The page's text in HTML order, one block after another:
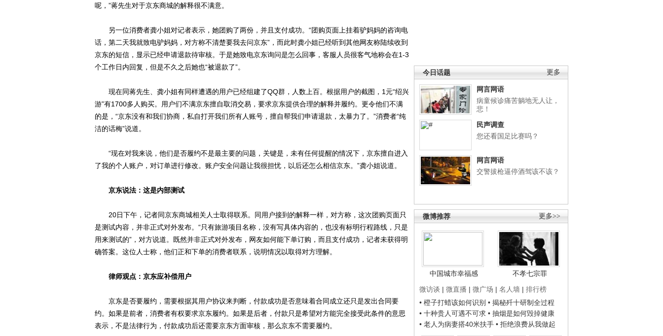
更多
今日话题
网言网语
病童候诊痛苦躺地无人让，
悲！
民声调查
您还看国足比赛吗？
网言网语
交警拔枪逼停酒驾该不该？
更多>>
微博推荐
中国城市幸福感
不孝七宗罪
微访谈 | 微直播 | 微广场 | 名人墙 | 排行榜
• 橙子打蜡该如何识别 • 揭秘歼十研制全过程
• 十种贵人可遇不可求 • 抽烟是如何毁掉健康
• 老人为病妻搭40米扶手 • 拒绝浪费从我做起
呢，”蒋先生对于京东商城的解释很不满意。
另一位消费者龚小姐对记者表示，她团购了两份，并且支付成功。“团购页面上挂着驴妈妈的咨询电
话，第二天我就致电驴妈妈，对方称不清楚要我去问京东”，而此时龚小姐已经听到其他网友称陆续收到
京东的短信，显示已经申请退款待审核。于是她致电京东询问是怎么回事，客服人员很客气地称会在1-3
个工作日内回复，但是不久之后她也“被退款了”。
现在同蒋先生、龚小姐有同样遭遇的用户已经组建了QQ群，人数上百。根据用户的截图，1元“绍兴
游”有1700多人购买。用户们不满京东擅自取消交易，要求京东提供合理的解释并履约。更令他们不满
的是，“京东没有和我们协商，私自打开我们所有人账号，擅自帮我们申请退款，太暴力了。”消费者“纯
洁的话梅”说道。
“现在对我来说，他们是否履约不是最主要的问题，关键是，未有任何提醒的情况下，京东擅自进入
了我的个人账户，对订单进行修改。账户安全问题让我很担忧，以后还怎么相信京东。”龚小姐说道。
京东说法：这是内部测试
20日下午，记者同京东商城相关人士取得联系。同用户接到的解释一样，对方称，这次团购页面只
是测试内容，并非正式对外发布。“只有旅游项目名称，没有写具体内容的，也没有标明行程路线，只是
用来测试的”，对方说道。既然并非正式对外发布，网友如何能下单订购，而且支付成功，记者未获得明
确答案。这位人士称，他们正和下单的消费者联系，说明情况以取得对方理解。
律师观点：京东应补偿用户
京东是否要履约，需要根据其用户协议来判断，付款成功是否意味着合同成立还只是发出合同要
约。如果是前者，消费者有权要求京东履约。如果是后者，付款只是希望对方能完全接受此条件的意思
表示，不是法律行为，付款成功后还需要京东方面审核，那么京东不需要履约。